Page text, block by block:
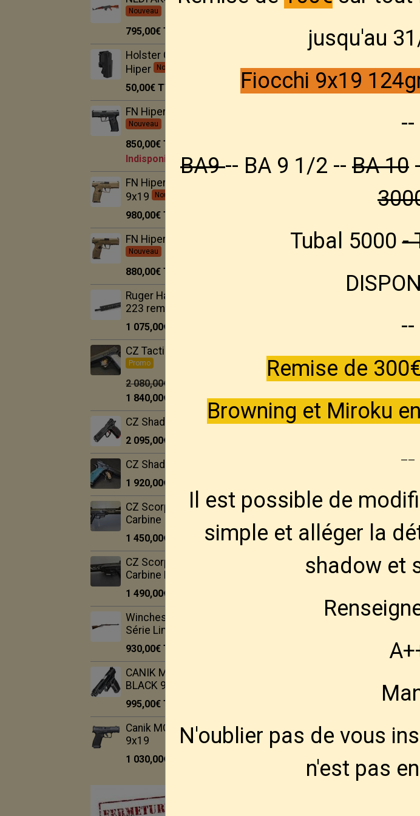
Nouveau
795,00€TTC
Holster Ghost pour FN
Hiper Nouveau
50,00€TTC
FN Hiper BLK 9x19
Nouveau
850,00€TTC
Indisponible
FN Hiper MRD FDE
9x19 Nouveau
980,00€TTC
FN Hiper FDE 9x19
Nouveau
880,00€TTC
Ruger Harrier 16.1" --
223 rem
1 075,00€
CZ Tactical Sport 2.
Promo
2 080,00€
1 840,00€
CZ Shadow 2 target 5"
2 095,00€
CZ Shadow 2 OR.
1 920,00€
CZ Scorpio EVO 3
Carbine
1 450,00€
CZ Scorpio EVO 3
Carbine FS.
1 490,00€
Winchester Ranger
Série Limité 22Lr
930,00€TTC
CANIK METE SFX PRO
BLACK 9X19
995,00€TTC
Canik MC9 Prime -
9x19
1 030,00€
jusqu'au
Fiocchi 9x19
--
BA9-- BA 9 1/2 -- BA 10
Tubal 5000-
--
Remise de
Browning et Miroku
--
Il est possible de
simple et alléger la
shadow et
N'oublier pas de vous
n'est pas